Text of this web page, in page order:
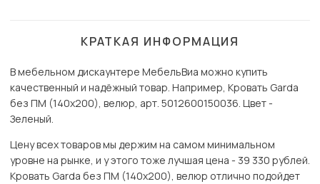
КРАТКАЯ ИНФОРМАЦИЯ
В мебельном дискаунтере МебельВиа можно купить
качественный и надёжный товар. Например, Кровать Garda
без ПМ (140х200), велюр, арт. 5012600150036. Цвет -
Зеленый.
Цену всех товаров мы держим на самом минимальном
уровне на рынке, и у этого тоже лучшая цена - 39 330 рублей.
Кровать Garda без ПМ (140х200), велюр отлично подойдет